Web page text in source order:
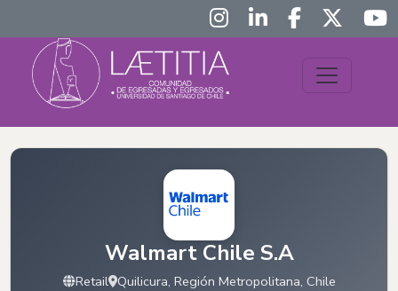
Walmart Chile S.A
Retail Quilicura, Región Metropolitana, Chile